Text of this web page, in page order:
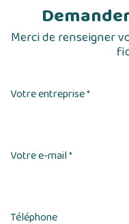
Merci de renseigner
Votre entreprise*
Votre e-mail*
Téléphone